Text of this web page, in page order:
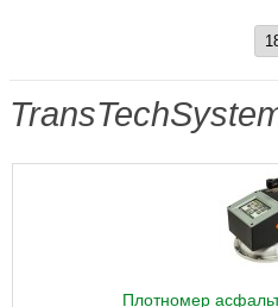
Плотномер